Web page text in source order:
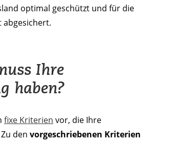
optimal geschützt und für die
abgesichert.
Ihre
haben?
fixe Kriterien vor, die Ihre
den vorgeschriebenen Kriterien